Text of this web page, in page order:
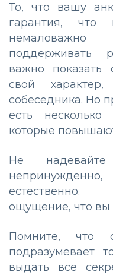
То, что вашу
гарантия, что
поддерживать
важно показать
свой характер,
собеседника. Но
есть несколько
которые
Не надевайте
естественно.
ощущение, что вы
Помните, что
подразумевает
выдать все